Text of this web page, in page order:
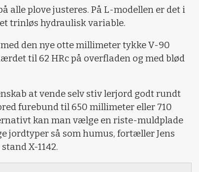
alle plove justeres. På L-modellen er det i
trinløs hydraulisk variable.
den nye otte millimeter tykke V-90
til 62 HRc på overfladen og med blød
at vende selv stiv lerjord godt rundt
furebund til 650 millimeter eller 710
kan man vælge en riste-muldplade
jordtyper så som humus, fortæller Jens
X-1142.